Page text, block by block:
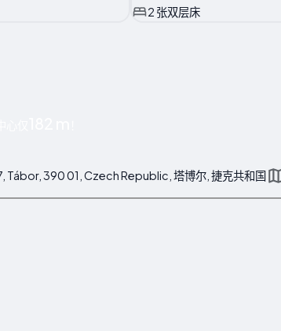
2 张双层床
Tábor, 390 01, Czech Republic, 塔博尔, 捷克共和国